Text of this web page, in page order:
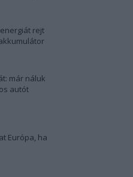
rejt
már náluk
autót
Európa, ha